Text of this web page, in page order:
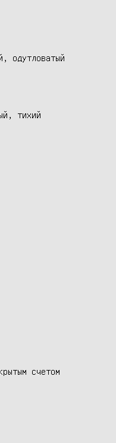
одутловатый
тихий
счетом